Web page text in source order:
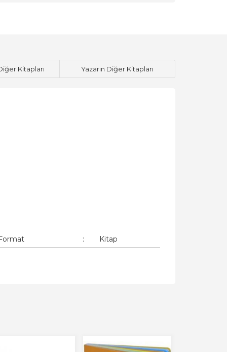
Kitapları Yazarın Diğer Kitapları
: Kitap